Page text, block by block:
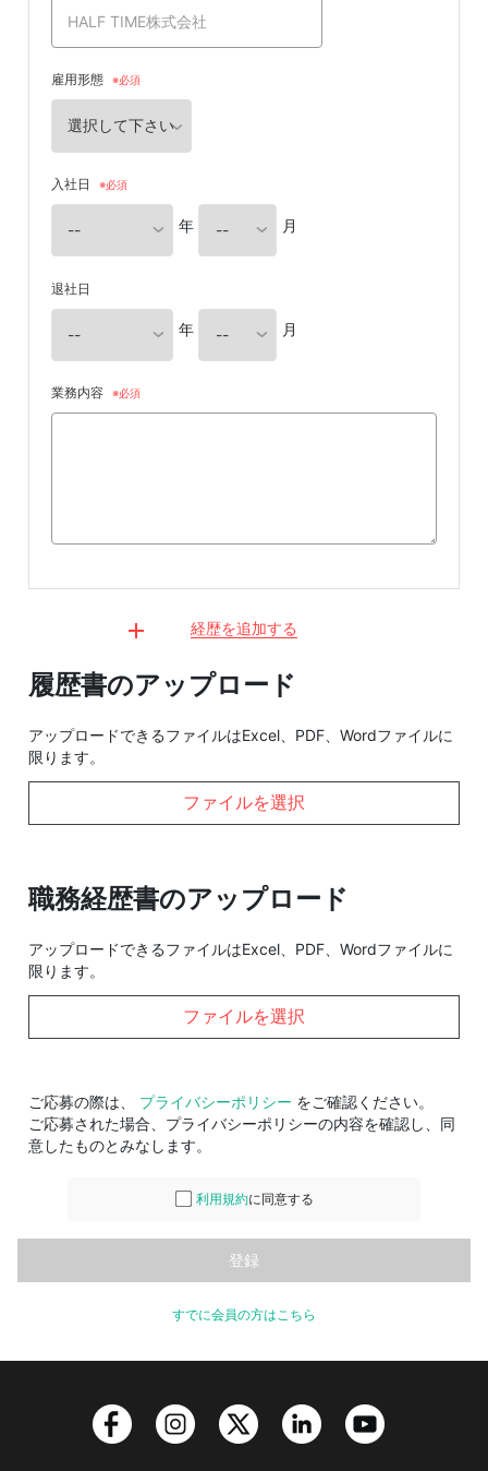
雇用形態
入社日
年 月
退社日
年 月
業務内容
経歴を追加する
履歴書のアップロード
アップロードできるファイルはExcel、PDF、Wordファイルに
限ります。
ファイルを選択
職務経歴書のアップロード
アップロードできるファイルはExcel、PDF、Wordファイルに
限ります。
ファイルを選択
ご応募の際は、 プライバシーポリシー をご確認ください。
ご応募された場合、プライバシーポリシーの内容を確認し、同
意したものとみなします。
利用規約に同意する
すでに会員の方はこちら